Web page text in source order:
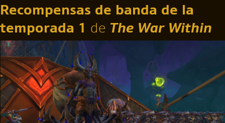
Recompensas de banda de la
temporada 1 de The War Within